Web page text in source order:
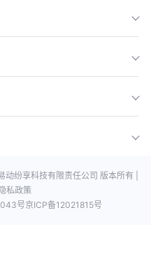
动纷享科技有限责任公司 版本所有 |
隐私政策
号京ICP备12021815号